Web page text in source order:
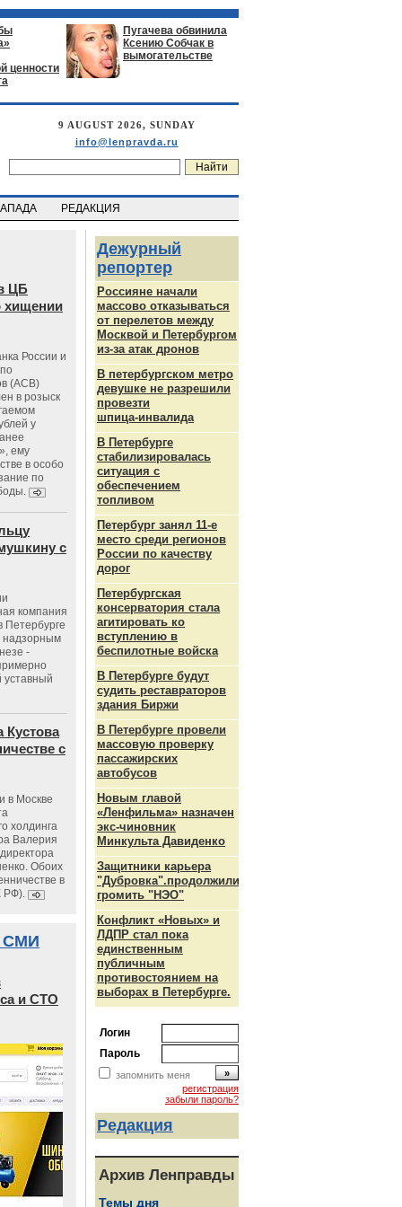
ценности
Пугачева обвинила
Ксению Собчак в
вымогательстве
9 AUGUST 2026, SUNDAY
info@lenpravda.ru
РЕДАКЦИЯ
ЦБ
хищении
России и
(АСВ)
в розыск
у
ему
в особо
по
с
компания
Петербурге
надзорным
-
с
в Москве
холдинга
Валерия
Обоих
в
РФ).
СМИ
и СТО
Дежурный
репортер
Россияне начали
массово отказываться
от перелетов между
Москвой и Петербургом
из-за атак дронов
В петербургском метро
девушке не разрешили
провезти
шпица‑инвалида
В Петербурге
стабилизировалась
ситуация с
обеспечением
топливом
Петербург занял 11-е
место среди регионов
России по качеству
дорог
Петербургская
консерватория стала
агитировать ко
вступлению в
беспилотные войска
В Петербурге будут
судить реставраторов
здания Биржи
В Петербурге провели
массовую проверку
пассажирских
автобусов
Новым главой
«Ленфильма» назначен
экс-чиновник
Минкульта Давиденко
Защитники карьера
"Дубровка".продолжили
громить "НЭО"
Конфликт «Новых» и
ЛДПР стал пока
единственным
публичным
противостоянием на
выборах в Петербурге.
Логин
Пароль
запомнить меня
регистрация
забыли пароль?
Редакция
Архив Ленправды
Темы дня